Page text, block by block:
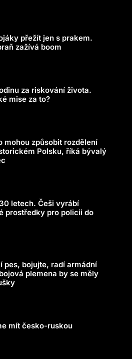
přežít jen s prakem.
zažívá boom
za riskování života.
mise za to?
mohou způsobit rozdělení
Polsku, říká bývalý
letech. Češi vyrábí
prostředky pro policii do
pes, bojujte, radí armádní
plemena by se měly
mít česko-ruskou